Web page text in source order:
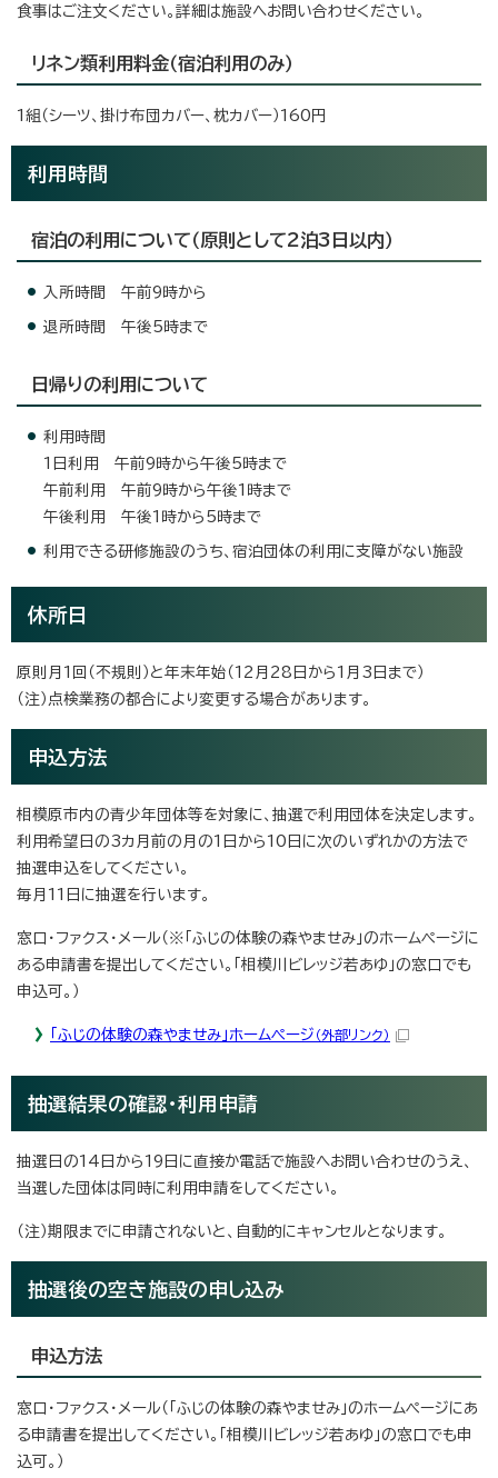
食事はご注文ください。詳細は施設へお問い合わせください。
リネン類利用料金（宿泊利用のみ）
1組（シーツ、掛け布団カバー、枕カバー）160円
利用時間
宿泊の利用について（原則として2泊3日以内）
入所時間 午前9時から
退所時間 午後5時まで
日帰りの利用について
利用時間
1日利用 午前9時から午後5時まで
午前利用 午前9時から午後1時まで
午後利用 午後1時から5時まで
利用できる研修施設のうち、宿泊団体の利用に支障がない施設
休所日
原則月1回（不規則）と年末年始（12月28日から1月3日まで）
（注）点検業務の都合により変更する場合があります。
申込方法
相模原市内の青少年団体等を対象に、抽選で利用団体を決定します。
利用希望日の3カ月前の月の1日から10日に次のいずれかの方法で
抽選申込をしてください。
毎月11日に抽選を行います。
窓口・ファクス・メール（※「ふじの体験の森やませみ」のホームページに
ある申請書を提出してください。「相模川ビレッジ若あゆ」の窓口でも
申込可。）
「ふじの体験の森やませみ」ホームページ （外部リンク）
抽選結果の確認・利用申請
抽選日の14日から19日に直接か電話で施設へお問い合わせのうえ、
当選した団体は同時に利用申請をしてください。
（注）期限までに申請されないと、自動的にキャンセルとなります。
抽選後の空き施設の申し込み
申込方法
窓口・ファクス・メール（「ふじの体験の森やませみ」のホームページにあ
る申請書を提出してください。「相模川ビレッジ若あゆ」の窓口でも申
込可。）